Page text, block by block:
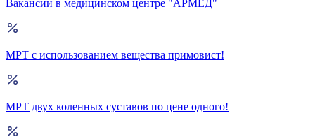
Вакансии в медицинском центре "АРМЕД"
МРТ с использованием вещества примовист!
МРТ двух коленных суставов по цене одного!